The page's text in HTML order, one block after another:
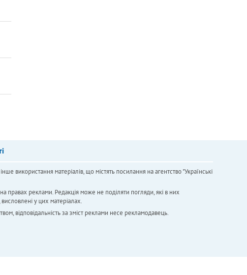
використання матеріалів, що містять посилання на агентство "Українськi
правах реклами. Редакція може не поділяти погляди, які в них
у цих матеріалах.
відповідальність за зміст реклами несе рекламодавець.